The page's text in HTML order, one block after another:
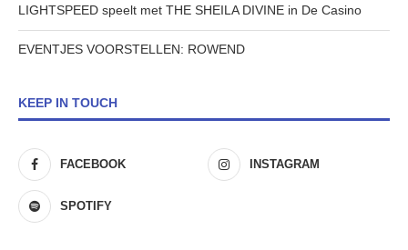
LIGHTSPEED speelt met THE SHEILA DIVINE in De Casino
EVENTJES VOORSTELLEN: ROWEND
KEEP IN TOUCH
FACEBOOK INSTAGRAM
SPOTIFY